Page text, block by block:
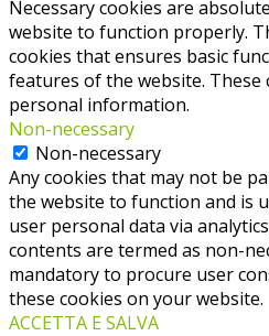
Necessary cookies are
website to function properly.
cookies that ensures basic
features of the website.
personal information.
Non-necessary
Non-necessary
Any cookies that may not be
the website to function and is
user personal data via
contents are termed as non-
mandatory to procure user
these cookies on your website.
ACCETTA E SALVA